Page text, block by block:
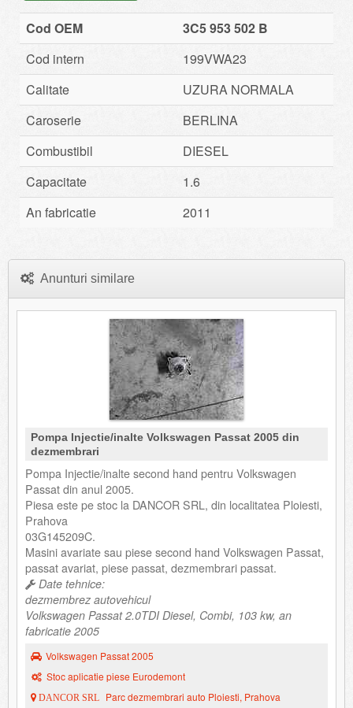
Cod OEM
3C5 953 502 B
Cod intern
199VWA23
Calitate
UZURA NORMALA
Caroserie
BERLINA
Combustibil
DIESEL
Capacitate
1.6
An fabricatie
2011
Anunturi similare
Pompa Injectie/inalte Volkswagen Passat 2005 din
dezmembrari
Pompa Injectie/inalte second hand pentru Volkswagen
Passat din anul 2005.
Piesa este pe stoc la DANCOR SRL, din localitatea Ploiesti,
Prahova
03G145209C.
Masini avariate sau piese second hand Volkswagen Passat,
passat avariat, piese passat, dezmembrari passat.
Date tehnice:
dezmembrez autovehicul
Volkswagen Passat 2.0TDI Diesel, Combi, 103 kw, an
fabricatie 2005
Volkswagen Passat 2005
Stoc aplicatie piese Eurodemont
DANCOR SRL Parc dezmembrari auto Ploiesti, Prahova